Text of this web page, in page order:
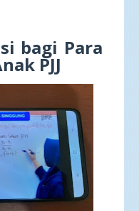
bagi Para
PJJ